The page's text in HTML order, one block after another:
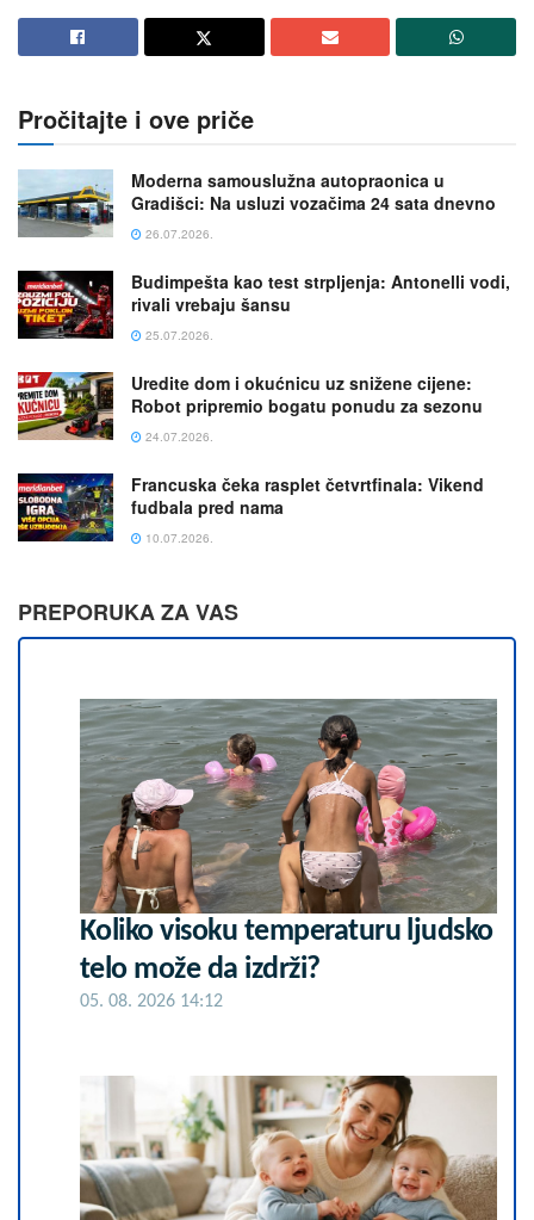
Pročitajte i ove priče
Moderna samouslužna autopraonica u
Gradišci: Na usluzi vozačima 24 sata dnevno
26.07.2026.
Budimpešta kao test strpljenja: Antonelli vodi,
rivali vrebaju šansu
25.07.2026.
Uredite dom i okućnicu uz snižene cijene:
Robot pripremio bogatu ponudu za sezonu
24.07.2026.
Francuska čeka rasplet četvrtfinala: Vikend
fudbala pred nama
10.07.2026.
PREPORUKA ZA VAS
Koliko visoku temperaturu ljudsko
telo može da izdrži?
05. 08. 2026 14:12